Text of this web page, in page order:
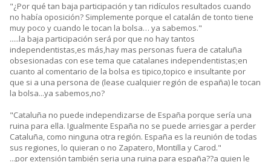
"¿Por qué tan baja participación y tan ridículos resultados cuando
no había oposición? Simplemente porque el catalán de tonto tiene
muy poco y cuando le tocan la bolsa… ya sabemos."
.....la baja participación será por que no hay tantos
independentistas,es más,hay mas personas fuera de cataluña
obsesionadas con ese tema que catalanes independentistas;en
cuanto al comentario de la bolsa es tipico,topico e insultante por
que si a una persona de (lease cualquier región de españa) le tocan
la bolsa...ya sabemos,no?
"Cataluña no puede independizarse de España porque sería una
ruina para ella. Igualmente España no se puede arriesgar a perder
Cataluña, como ninguna otra región. España es la reunión de todas
sus regiones, lo quieran o no Zapatero, Montilla y Carod."
...por extensión también seria una ruina para españa??a quien le